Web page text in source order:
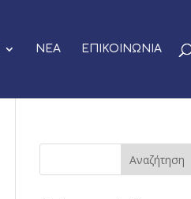
ΝΕΑ ΕΠΙΚΟΙΝΩΝΙΑ